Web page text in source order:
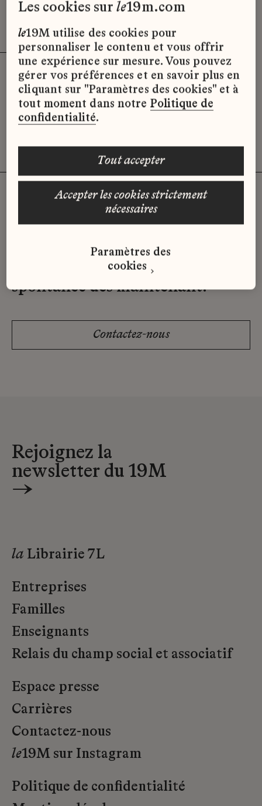
Désolé, il semble qu’il n’y ait pas
d’offres d’emploi disponibles pour le
moment.
Vous n'avez pas trouvé d'offre
qui correspond à votre profil ?
Envoyez-nous votre candidature
spontanée dès maintenant.
Contactez-nous
Rejoignez la
newsletter du 19M
→
la Librairie 7L
Entreprises
Familles
Enseignants
Relais du champ social et associatif
Espace presse
Carrières
Contactez-nous
le19M sur Instagram
Politique de confidentialité
les cookies surle19m.com
le19M utilise des cookies pour
personnaliser le contenu et vous offrir
une expérience sur mesure. Vous pouvez
gérer vos préférences et en savoir plus en
cliquant sur "Paramètres des cookies" et à
tout moment dans notre Politique de
confidentialité.
accepter les cookies strictement
nécessaires
tout accepter
Paramètres des
cookies